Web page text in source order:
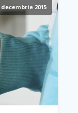
decembrie 2015